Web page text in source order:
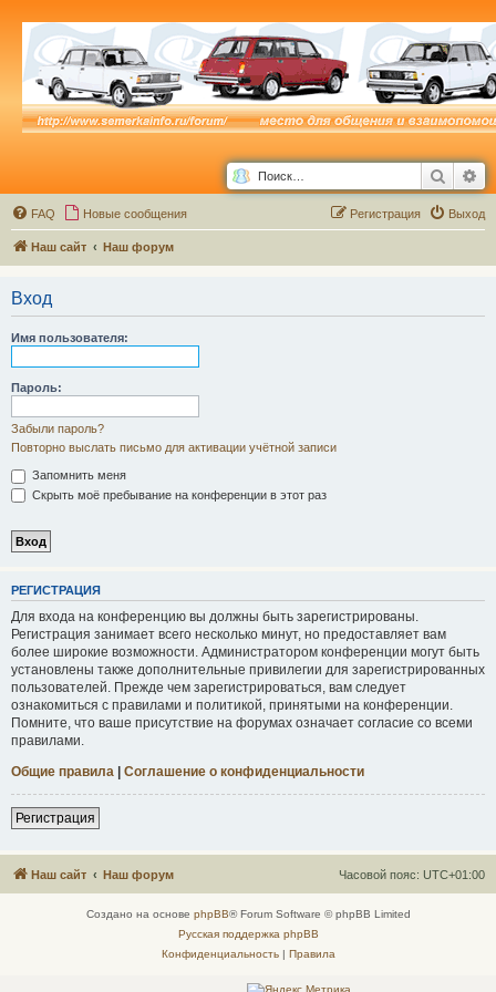
Поиск
FAQ Новые сообщения Выход
Регистрация
Наш сайт Наш форум
Вход
Имя пользователя:
Пароль:
Забыли пароль?
Повторно выслать письмо для активации учётной записи
Запомнить меня
Скрыть моё пребывание на конференции в этот раз
РЕГИСТРАЦИЯ
Для входа на конференцию вы должны быть зарегистрированы.
Регистрация занимает всего несколько минут, но предоставляет вам
более широкие возможности. Администратором конференции могут быть
установлены также дополнительные привилегии для зарегистрированных
пользователей. Прежде чем зарегистрироваться, вам следует
ознакомиться с правилами и политикой, принятыми на конференции.
Помните, что ваше присутствие на форумах означает согласие со всеми
правилами.
Общие правила | Соглашение о конфиденциальности
Регистрация
Наш сайт Наш форум Часовой пояс: UTC+01:00
Создано на основе phpBB® Forum Software © phpBB Limited
Русская поддержка phpBB
Конфиденциальность| Правила